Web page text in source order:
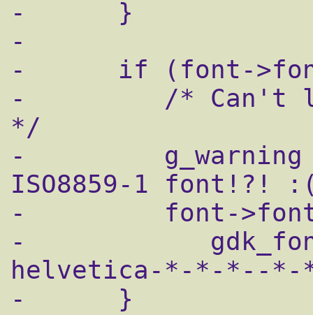
-      }
-
-      if (font->font
-         /* Can't
*/
-         g_warning
ISO8859-1 font!?!
-         font-
-
helvetica-*-*-*--
-      }